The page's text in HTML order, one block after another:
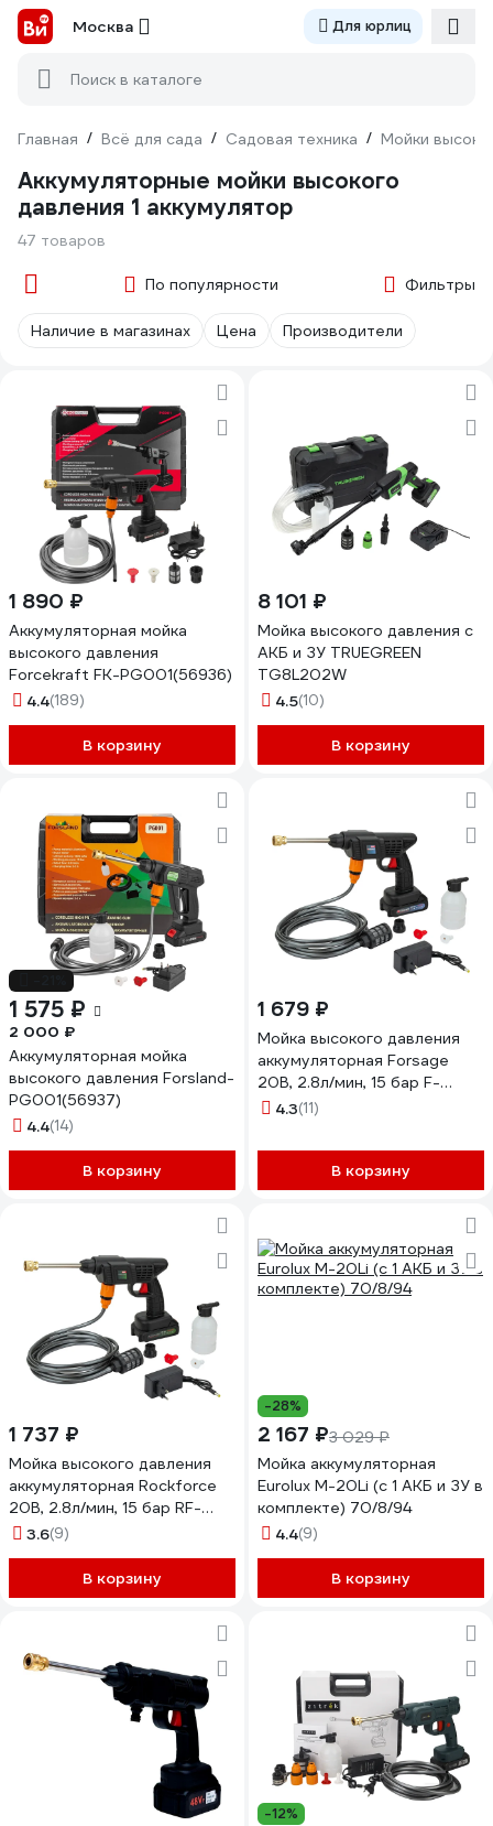
Москва Для юрлиц
Поиск в каталоге
Главная / Всё для сада / Садовая техника / Мойки
Аккумуляторные мойки высокого
давления 1 аккумулятор
47 товаров
По популярности Фильтры
Наличие в магазинах Цена Производители
1 890 ₽
Аккумуляторная мойка
высокого давления
Forcekraft FK-PG001(56936)
4.4(189)
В корзину
8 101 ₽
Мойка высокого давления с
АКБ и ЗУ TRUEGREEN
TG8L202W
4.5(10)
В корзину
1 575 ₽
2 000 ₽
Аккумуляторная мойка
высокого давления Forsland-
PG001(56937)
4.4(14)
В корзину
1 679 ₽
Мойка высокого давления
аккумуляторная Forsage
20В, 2.8л/мин, 15 бар F-
PG001(62609)
4.3(11)
В корзину
1 737 ₽
Мойка высокого давления
аккумуляторная Rockforce
20В, 2.8л/мин, 15 бар RF-
PG001(62608)
3.6(9)
В корзину
-28%
2 167 ₽3 029 ₽
Мойка аккумуляторная
Eurolux M-20Li (с 1 АКБ и ЗУ в
комплекте) 70/8/94
4.4(9)
В корзину
-12%